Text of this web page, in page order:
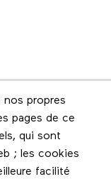
nos propres
pages de ce
qui sont
; les cookies
facilité